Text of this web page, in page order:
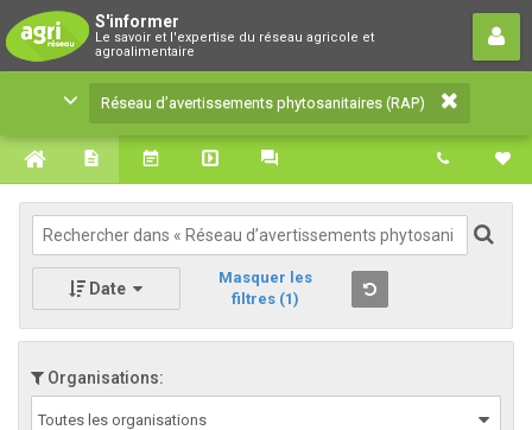
S'informer
Le savoir et l'expertise du réseau agricole et
agroalimentaire
Réseau d’avertissements
phytosanitaires (RAP)
Le savoir et l'expertise du réseau agricole et
agroalimentaire
Réseau d’avertissements phytosanitaires (RAP)
Date
Masquer les
filtres (1)
Organisations:
Toutes les organisations